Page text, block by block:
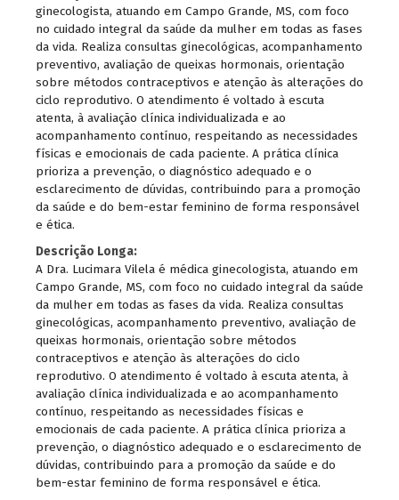
ginecologista, atuando em Campo Grande, MS, com foco
no cuidado integral da saúde da mulher em todas as fases
da vida. Realiza consultas ginecológicas, acompanhamento
preventivo, avaliação de queixas hormonais, orientação
sobre métodos contraceptivos e atenção às alterações do
ciclo reprodutivo. O atendimento é voltado à escuta
atenta, à avaliação clínica individualizada e ao
acompanhamento contínuo, respeitando as necessidades
físicas e emocionais de cada paciente. A prática clínica
prioriza a prevenção, o diagnóstico adequado e o
esclarecimento de dúvidas, contribuindo para a promoção
da saúde e do bem-estar feminino de forma responsável
e ética.
Descrição Longa:
A Dra. Lucimara Vilela é médica ginecologista, atuando em
Campo Grande, MS, com foco no cuidado integral da saúde
da mulher em todas as fases da vida. Realiza consultas
ginecológicas, acompanhamento preventivo, avaliação de
queixas hormonais, orientação sobre métodos
contraceptivos e atenção às alterações do ciclo
reprodutivo. O atendimento é voltado à escuta atenta, à
avaliação clínica individualizada e ao acompanhamento
contínuo, respeitando as necessidades físicas e
emocionais de cada paciente. A prática clínica prioriza a
prevenção, o diagnóstico adequado e o esclarecimento de
dúvidas, contribuindo para a promoção da saúde e do
bem-estar feminino de forma responsável e ética.